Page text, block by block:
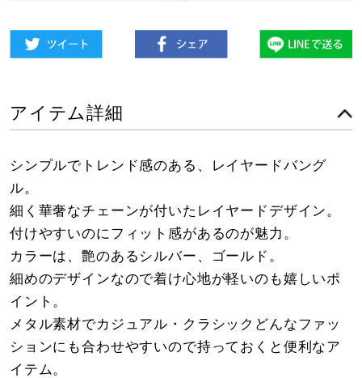
アイテム詳細
シンプルでトレンド感のある、レイヤードバング
ル。
細く華奢なチェーンが付いたレイヤードデザイン。
付けやすいのにフィット感があるのが魅力。
カラーは、艶のあるシルバー、ゴールド。
細めのデザインなので着け心地が軽いのも嬉しいポ
イント。
メタル素材でカジュアル・クラシックどんなファッ
ションにも合わせやすいので持っておくと便利なア
イテム。